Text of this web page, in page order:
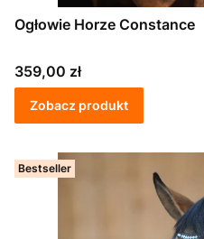
Ogłowie Horze Constance
Cena
359,00 zł
Zobacz produkt
Bestseller